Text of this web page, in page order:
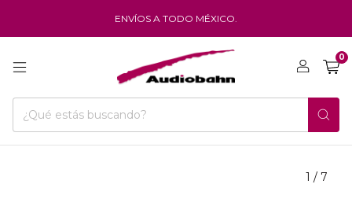
ENVÍOS A TODO MÉXICO.
0
1 / 7